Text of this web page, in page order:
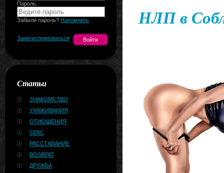
Пароль:
Забыли пароль? Напомнить
Зарегистрироваться
Статьи
ЗНАКОМСТВО
УХАЖИВАНИЯ
ОТНОШЕНИЯ
СЕКС
РАССТАВАНИЕ
ВОЗВРАТ
ДРУЖБА
НЛП в